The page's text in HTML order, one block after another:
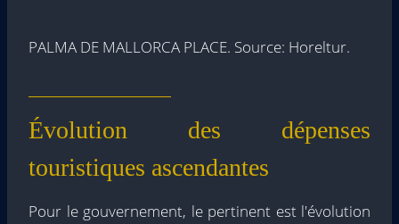
PALMA DE MALLORCA PLACE. Source: Horeltur.
Évolution des dépenses
touristiques ascendantes
Pour le gouvernement, le pertinent est l'évolution